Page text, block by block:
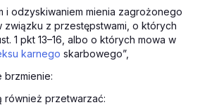
i odzyskiwaniem mienia zagrożonego
związku z przestępstwami, o których
1 pkt 13–16, albo o których mowa w
karnego skarbowego”,
brzmienie:
również przetwarzać: